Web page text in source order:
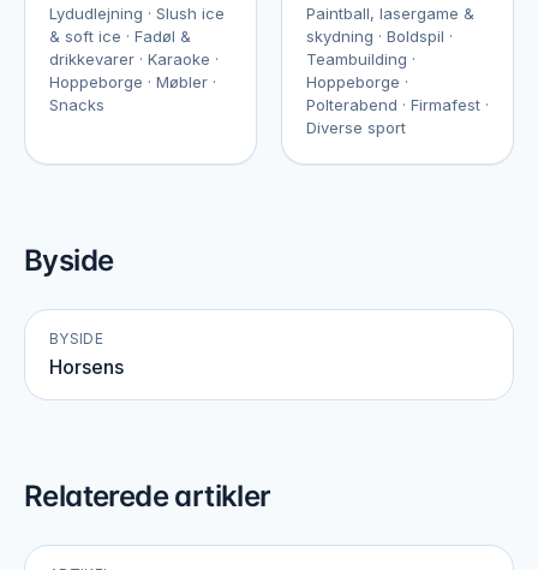
Lydudlejning · Slush ice
& soft ice · Fadøl &
drikkevarer · Karaoke ·
Hoppeborge · Møbler ·
Snacks
Paintball, lasergame &
skydning · Boldspil ·
Teambuilding ·
Hoppeborge ·
Polterabend · Firmafest ·
Diverse sport
Byside
BYSIDE
Horsens
Relaterede artikler